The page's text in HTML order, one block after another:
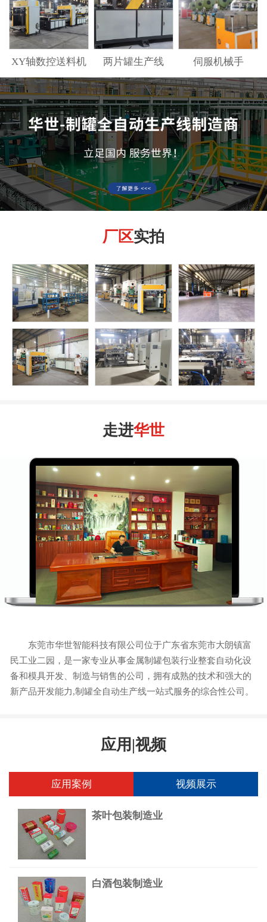
XY轴数控送料机 两片罐生产线 伺服机械手
厂区实拍
走进华世
东莞市华世智能科技有限公司位于广东省东莞市大朗镇富
民工业二园，是一家专业从事金属制罐包装行业整套自动化设
备和模具开发、制造与销售的公司，拥有成熟的技术和强大的
新产品开发能力,制罐全自动生产线一站式服务的综合性公司。
应用|视频
应用案例 视频展示
茶叶包装制造业
白酒包装制造业